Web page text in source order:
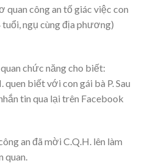
quan công an tố giác việc con
ngụ cùng địa phương)
chức năng cho biết:
biết với con gái bà P. Sau
tin qua lại trên Facebook
an đã mời C.Q.H. lên làm
quan.